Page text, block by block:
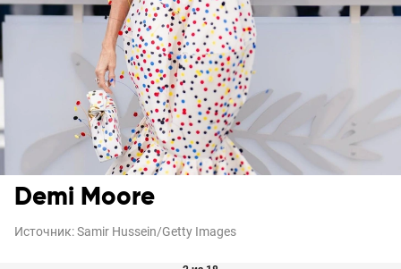
Demi Moore
Источник:Samir Hussein/Getty Images